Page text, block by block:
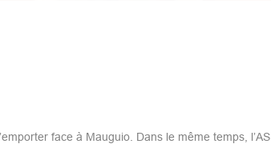
face à Mauguio. Dans le même temps, l’AS